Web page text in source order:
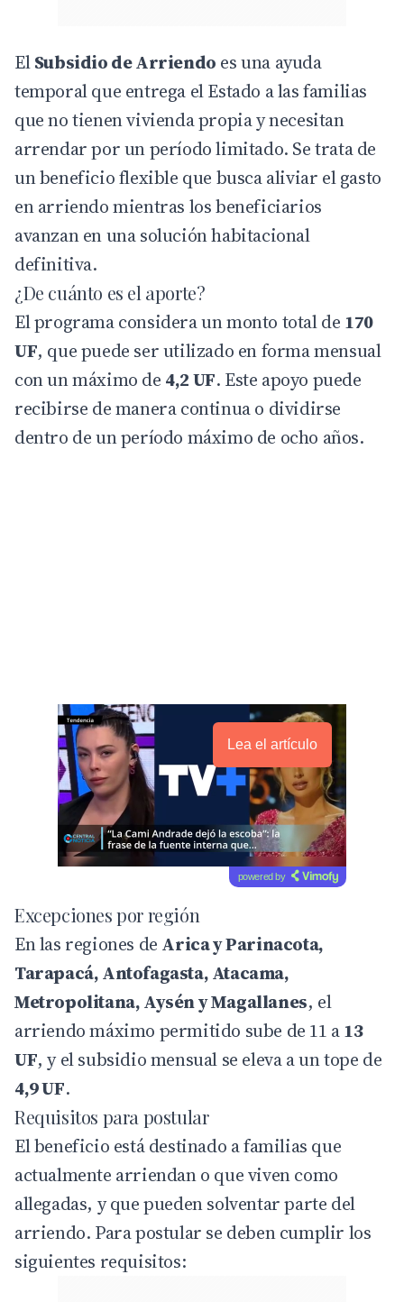
ElSubsidio de Arriendo es una ayuda
temporal que entrega el Estado a las familias
que no tienen vivienda propia y necesitan
arrendar por un período limitado. Se trata de
un beneficio flexible que busca aliviar el gasto
en arriendo mientras los beneficiarios
avanzan en una solución habitacional
definitiva.
¿De cuánto es el aporte?
El programa considera un monto total de 170
UF, que puede ser utilizado en forma mensual
con un máximo de 4,2 UF. Este apoyo puede
recibirse de manera continua o dividirse
dentro de un período máximo de ocho años.
Lea el artículo
powered by
Excepciones por región
En las regiones de Arica y Parinacota,
Tarapacá, Antofagasta, Atacama,
Metropolitana, Aysén y Magallanes, el
arriendo máximo permitido sube de 11 a13
UF, y el subsidio mensual se eleva a un tope de
4,9 UF.
Requisitos para postular
El beneficio está destinado a familias que
actualmente arriendan o que viven como
allegadas, y que pueden solventar parte del
arriendo. Para postular se deben cumplir los
siguientes requisitos: